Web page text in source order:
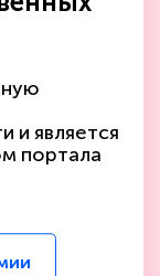
и является
портала